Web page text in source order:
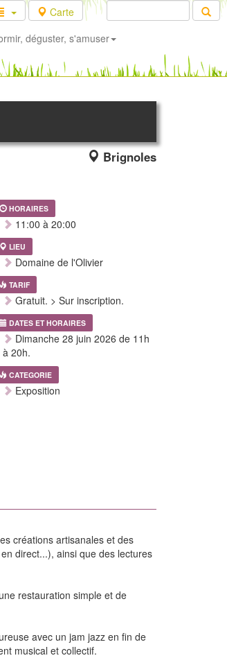
Carte
déguster, s'amuser
Brignoles
HORAIRES
11:00 à 20:00
LIEU
Domaine de l'Olivier
TARIF
Gratuit. > Sur inscription.
DATES ET HORAIRES
Dimanche 28 juin 2026 de 11h
à 20h.
CATEGORIE
Exposition
créations artisanales et des
direct...), ainsi que des lectures
restauration simple et de
avec un jam jazz en fin de
musical et collectif.